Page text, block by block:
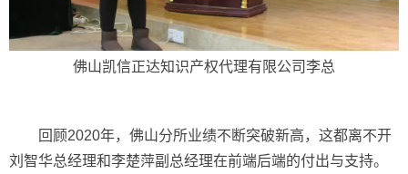
佛山凯信正达知识产权代理有限公司李总
回顾2020年，佛山分所业绩不断突破新高，这都离不开
刘智华总经理和李楚萍副总经理在前端后端的付出与支持。